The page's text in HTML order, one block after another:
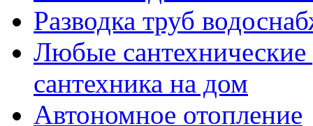
Разводка труб
Любые
сантехника на дом
Автономное отопление